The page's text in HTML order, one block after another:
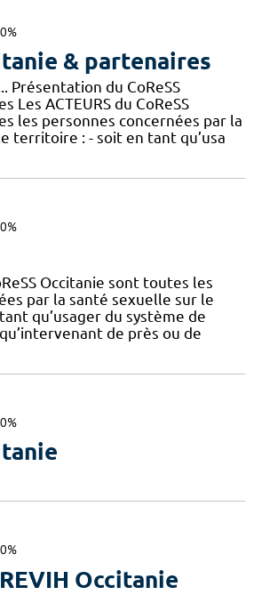
& partenaires
Présentation du CoReSS
Les ACTEURS du CoReSS
les personnes concernées par la
territoire : - soit en tant qu’usa
Occitanie sont toutes les
par la santé sexuelle sur le
qu’usager du système de
de près ou de
Occitanie